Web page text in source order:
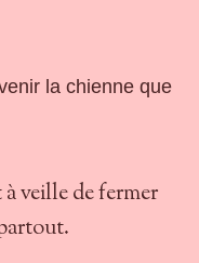
la chienne que
veille de fermer